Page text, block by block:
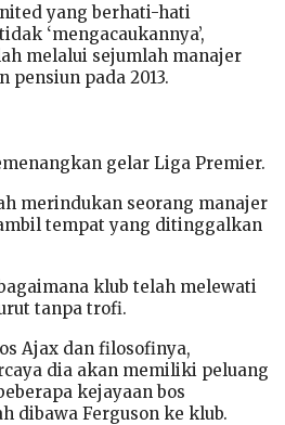
yang berhati-hati
‘mengacaukannya’,
melalui sejumlah manajer
pensiun pada 2013.
gelar Liga Premier.
merindukan seorang manajer
tempat yang ditinggalkan
klub telah melewati
tanpa trofi.
Ajax dan filosofinya,
dia akan memiliki peluang
kejayaan bos
dibawa Ferguson ke klub.